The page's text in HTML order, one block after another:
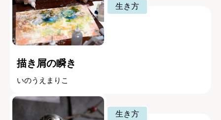
生き方
描き屑の瞬き
いのうえまりこ
生き方